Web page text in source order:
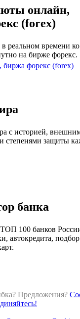
онлайн,
(forex)
реальном времени
на бирже форекс.
форекс (forex)
с историей,
степенями защиты
банка
100 банков
автокредита, подбор
Предложения?